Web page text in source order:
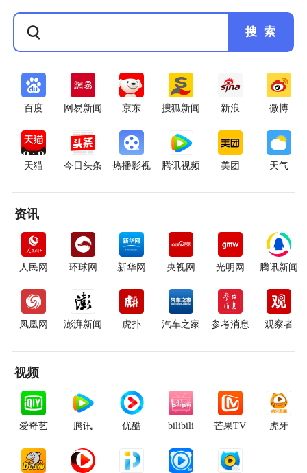
搜 索
百度 网易新闻 京东 搜狐新闻 新浪 微博
天猫 今日头条 热播影视 腾讯视频 美团 天气
资讯
人民网 环球网 新华网 央视网 光明网 腾讯新闻
凤凰网 澎湃新闻 虎扑 汽车之家 参考消息 观察者
视频
爱奇艺 腾讯 优酷 bilibili 芒果TV 虎牙